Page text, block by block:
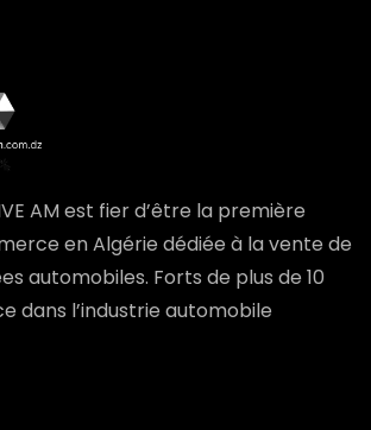
AM est fier d’être la première
en Algérie dédiée à la vente de
automobiles. Forts de plus de 10
dans l’industrie automobile